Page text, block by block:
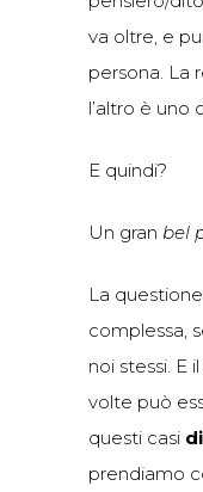
va oltre, e
persona. La
l’altro è uno
E quindi?
Un gran bel
La
complessa,
noi stessi. E il
volte può
questi casi
prendiamo